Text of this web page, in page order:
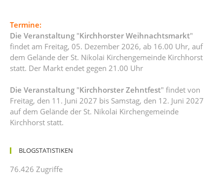
Termine:
Die Veranstaltung "Kirchhorster Weihnachtsmarkt"
findet am Freitag, 05. Dezember 2026, ab 16.00 Uhr, auf
dem Gelände der St. Nikolai Kirchengemeinde Kirchhorst
statt. Der Markt endet gegen 21.00 Uhr
Die Veranstaltung "Kirchhorster Zehntfest" findet von
Freitag, den 11. Juni 2027 bis Samstag, den 12. Juni 2027
auf dem Gelände der St. Nikolai Kirchengemeinde
Kirchhorst statt.
BLOGSTATISTIKEN
76.426 Zugriffe